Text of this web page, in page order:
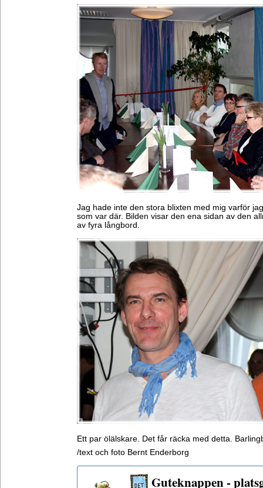
Jag hade inte den stora blixten med mig varför
som var där. Bilden visar den ena sidan av den
av fyra långbord.
Ett par ölälskare. Det får räcka med detta.
/text och foto Bernt Enderborg
Guteknappen -